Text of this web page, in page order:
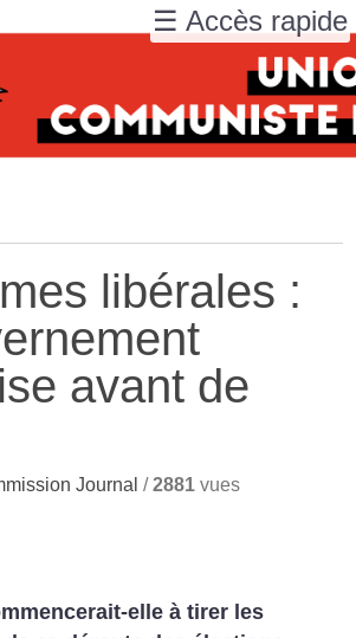
libérales :
avant de
Journal /2881 vues
elle à tirer les
☰ Accès rapide